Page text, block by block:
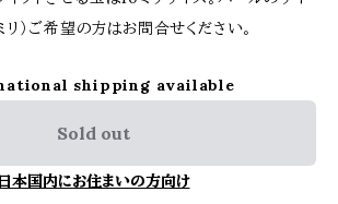
リ）ご希望の方はお問合せください。
shipping available
Sold out
日本国内にお住まいの方向け